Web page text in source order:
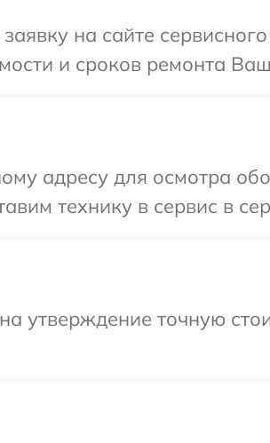
на сайте
и сроков ремонта
адресу для осмотра
технику в сервис в
утверждение точную